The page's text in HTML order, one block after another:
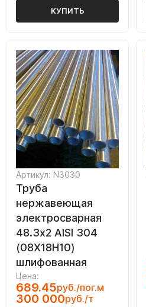
КУПИТЬ
Артикул: N3030
Труба
нержавеющая
электросварная
48.3х2 AISI 304
(08Х18Н10)
шлифованная
Цена:
689.45руб./пог.м
300 000руб./т